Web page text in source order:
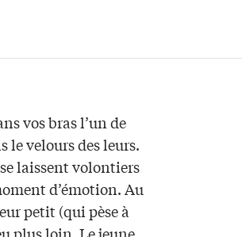
vos bras l’un de
le velours des leurs.
laissent volontiers
d’émotion. Au
petit (qui pèse à
plus loin. Le jeune